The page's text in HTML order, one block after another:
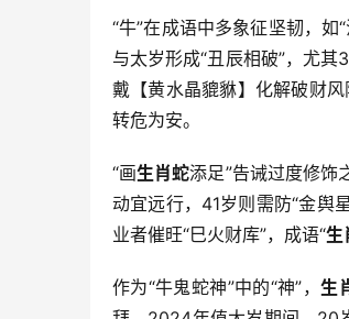
“牛”在成语中多象征坚韧，如
与太岁形成“丑辰相破”，尤
戴【黄水晶貔貅】化解破财
转危为安。
“画生肖蛇添足”告诫过度修饰
动宜远行，41岁则需防“金舆
业者催旺“巳火财库”，成语“生
作为“牛鬼蛇神”中的“神”，生